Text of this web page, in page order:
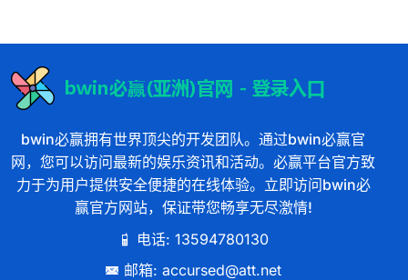
bwin必赢拥有世界顶尖的开发团队。通过bwin必赢官
网，您可以访问最新的娱乐资讯和活动。必赢平台官方致
力于为用户提供安全便捷的在线体验。立即访问bwin必
赢官方网站，保证带您畅享无尽激情!
电话: 13594780130
邮箱: accursed@att.net